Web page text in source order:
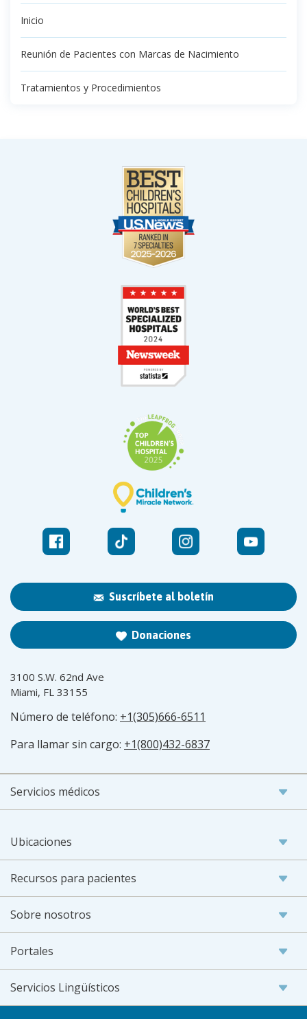
Inicio
Reunión de Pacientes con Marcas de Nacimiento
Tratamientos y Procedimientos
Suscríbete al boletín
Donaciones
3100 S.W. 62nd Ave
Miami, FL 33155
Número de teléfono: +1(305)666-6511
Para llamar sin cargo: +1(800)432-6837
Servicios médicos
Ubicaciones
Recursos para pacientes
Sobre nosotros
Portales
Servicios Lingüísticos